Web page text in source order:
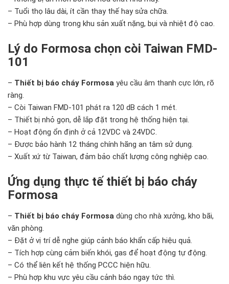
– Tuổi thọ lâu dài, ít cần thay thế hay sửa chữa.
– Phù hợp dùng trong khu sản xuất nặng, bụi và nhiệt độ cao.
Lý do Formosa chọn còi Taiwan FMD-
101
– Thiết bị báo cháy Formosa yêu cầu âm thanh cực lớn, rõ
ràng.
– Còi Taiwan FMD-101 phát ra 120 dB cách 1 mét.
– Thiết bị nhỏ gọn, dễ lắp đặt trong hệ thống hiện tại.
– Hoạt động ổn định ở cả 12VDC và 24VDC.
– Được bảo hành 12 tháng chính hãng an tâm sử dụng.
– Xuất xứ từ Taiwan, đảm bảo chất lượng công nghiệp cao.
Ứng dụng thực tế thiết bị báo cháy
Formosa
– Thiết bị báo cháy Formosa dùng cho nhà xưởng, kho bãi,
văn phòng.
– Đặt ở vị trí dễ nghe giúp cảnh báo khẩn cấp hiệu quả.
– Tích hợp cùng cảm biến khói, gas để hoạt động tự động.
– Có thể liên kết hệ thống PCCC hiện hữu.
– Phù hợp khu vực yêu cầu cảnh báo ngay tức thì.